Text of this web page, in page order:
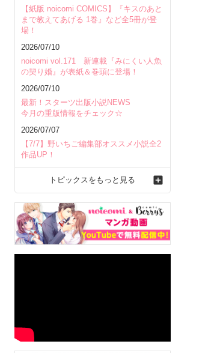
【紙版 noicomi COMICS】『キスのあと
まで教えてあげる 1巻』など全5冊が登
場！
2026/07/10
noicomi vol.171 新連載『みにくい人魚
の契り婚』が表紙＆巻頭に登場！
2026/07/10
最新！スターツ出版小説NEWS
今月の重版情報をチェック☆
2026/07/07
【7/7】野いちご編集部オススメ小説全2
作品UP！
トピックスをもっと見る